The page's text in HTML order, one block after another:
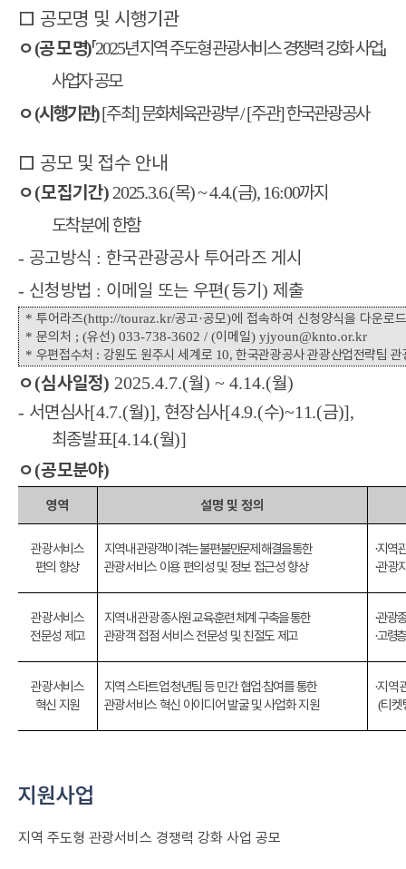
□ 공모명 및 시행기관
ㅇ(공 모 명)「2025년 지역 주도형 관광서비스 경쟁력 강화 사업」
사업자 공모
ㅇ(시행기관)[주최]문화체육관광부/ [주관]한국관광공사
□ 공모 및 접수 안내
ㅇ(모집기간) 2025.3.6.(목) ~ 4.4.(금), 16:00까지
도착분에 한함
- 공고방식 :한국관광공사 투어라즈 게시
- 신청방법 : 이메일 또는 우편(등기 )제출
* 투어라즈(http://touraz.kr/공고·공모)에 접속하여 신청양식을 다운로
* 문의처 ; (유선) 033-738-3602 / (이메일) yjyoun@knto.or.kr
* 우편접수처 : 강원도 원주시 세계로 10,한국관광공사 관광산업전략팀
ㅇ(심사일정) 2025.4.7.(월) ~ 4.14.(월)
- 서면심사[4.7.(월)], 현장심사[4.9.(수)~11.(금)],
최종발표[4.14.(월)]
ㅇ(공모분야)
영역 설명 및 정의
관광서비스
편의 향상
지역 내 관광객이 겪는 불편불만문제 해결을 통한
관광서비스 이용 편의성 및 정보 접근성 향상
·지역
·관광
관광서비스
전문성 제고
지역 내 관광 종사원 교육‧훈련 체계 구축을 통한
관광객 접점 서비스 전문성 및 친절도 제고
·관광
·고령
관광서비스
혁신 지원
지역 스타트업‧청년팀 등 민간 협업‧참여를 통한
관광서비스 혁신 아이디어 발굴 및 사업화 지원
·지역
(티켓
지원사업
지역 주도형 관광서비스 경쟁력 강화 사업 공모